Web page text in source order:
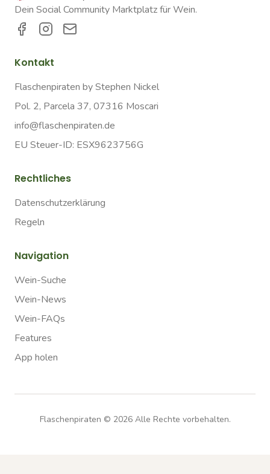
Dein Social Community Marktplatz für Wein.
Kontakt
Flaschenpiraten by Stephen Nickel
Pol. 2, Parcela 37, 07316 Moscari
info@flaschenpiraten.de
EU Steuer-ID: ESX9623756G
Rechtliches
Datenschutzerklärung
Regeln
Navigation
Wein-Suche
Wein-News
Wein-FAQs
Features
App holen
Flaschenpiraten © 2026Alle Rechte vorbehalten.